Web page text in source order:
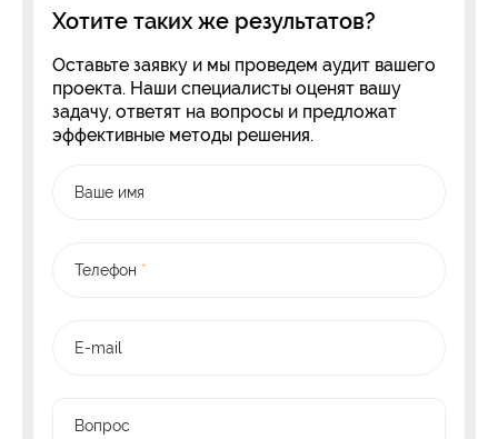
Хотите таких же результатов?
Оставьте заявку и мы проведем аудит вашего
проекта. Наши специалисты оценят вашу
задачу, ответят на вопросы и предложат
эффективные методы решения.
Ваше имя
Телефон *
E-mail
Вопрос